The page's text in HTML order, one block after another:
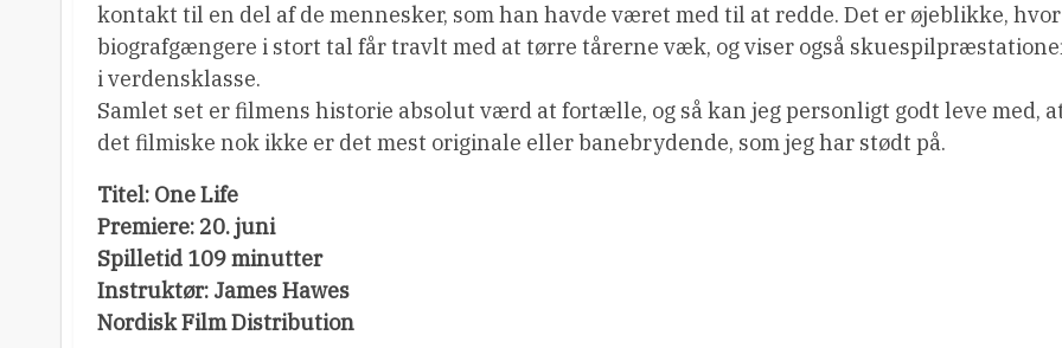
kontakt til en del af de mennesker, som han havde været med til at redde. Det er øjeblikke, hvor
biografgængere i stort tal får travlt med at tørre tårerne væk, og viser også
i verdensklasse.
Samlet set er filmens historie absolut værd at fortælle, og så kan jeg personligt godt leve med,
det filmiske nok ikke er det mest originale eller banebrydende, som jeg har stødt på.
Titel: One Life
Premiere: 20. juni
Spilletid 109 minutter
Instruktør: James Hawes
Nordisk Film Distribution